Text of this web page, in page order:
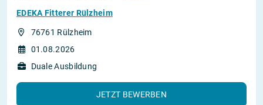
EDEKA Fitterer Rülzheim
76761 Rülzheim
01.08.2026
Duale Ausbildung
JETZT BEWERBEN